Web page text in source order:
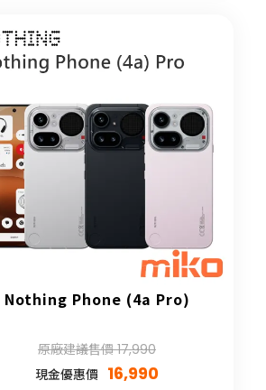
Nothing Phone (4a Pro)
原廠建議售價 17,990
現金優惠價 16,990